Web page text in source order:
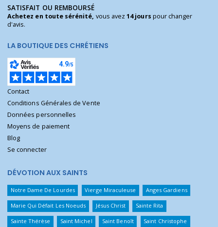
SATISFAIT OU REMBOURSÉ
Achetez en toute sérénité, vous avez14 jours pour changer
d'avis.
LA BOUTIQUE DES CHRÉTIENS
Contact
Conditions Générales de Vente
Données personnelles
Moyens de paiement
Blog
Se connecter
DÉVOTION AUX SAINTS
Notre Dame De Lourdes Vierge Miraculeuse Anges Gardiens
Marie Qui Défait Les Noeuds Jésus Christ Sainte Rita
Sainte Thérèse Saint Michel Saint Benoît Saint Christophe